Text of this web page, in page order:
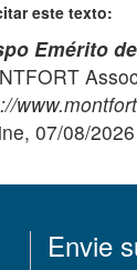
este texto:
Emérito
07/08/
Envie